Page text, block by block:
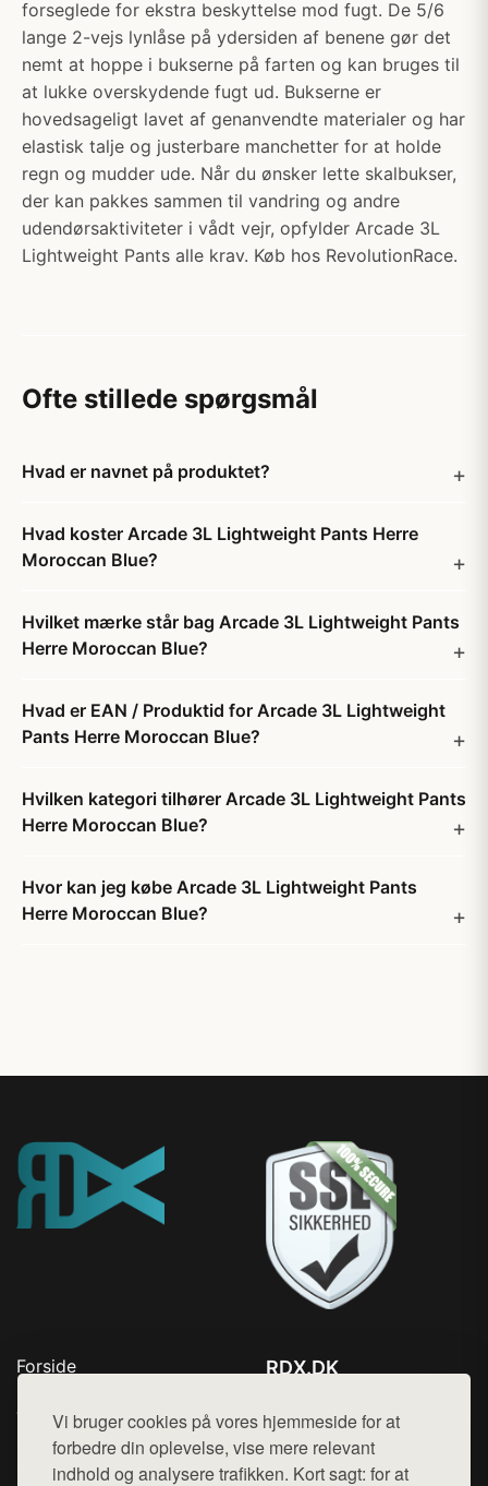
Vi bruger cookies på vores hjemmeside for at
forbedre din oplevelse, vise mere relevant
indhold og analysere trafikken. Kort sagt: for at
forseglede for ekstra beskyttelse mod fugt. De 5/6
lange 2-vejs lynlåse på ydersiden af benene gør det
nemt at hoppe i bukserne på farten og kan bruges til
at lukke overskydende fugt ud. Bukserne er
hovedsageligt lavet af genanvendte materialer og har
elastisk talje og justerbare manchetter for at holde
regn og mudder ude. Når du ønsker lette skalbukser,
der kan pakkes sammen til vandring og andre
udendørsaktiviteter i vådt vejr, opfylder Arcade 3L
Lightweight Pants alle krav. Køb hos RevolutionRace.
Ofte stillede spørgsmål
Hvad er navnet på produktet?
Hvad koster Arcade 3L Lightweight Pants Herre
Moroccan Blue?
Hvilket mærke står bag Arcade 3L Lightweight Pants
Herre Moroccan Blue?
Hvad er EAN / Produktid for Arcade 3L Lightweight
Pants Herre Moroccan Blue?
Hvilken kategori tilhører Arcade 3L Lightweight Pants
Herre Moroccan Blue?
Hvor kan jeg købe Arcade 3L Lightweight Pants
Herre Moroccan Blue?
Forside
Top Rabatter
Blog
Kontakt
RDX.DK
Mail: hej@want.dk